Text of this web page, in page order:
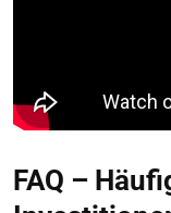
FAQ –